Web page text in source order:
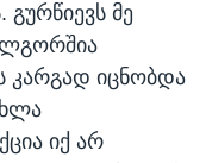
მე
კარგად იცნობდა
იქ არ